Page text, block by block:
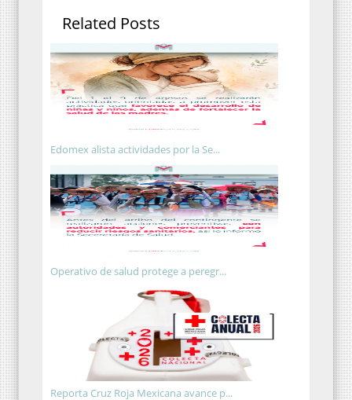
Related Posts
Edomex alista actividades por la Se...
Operativo de salud protege a peregr...
Reporta Cruz Roja Mexicana avance p...